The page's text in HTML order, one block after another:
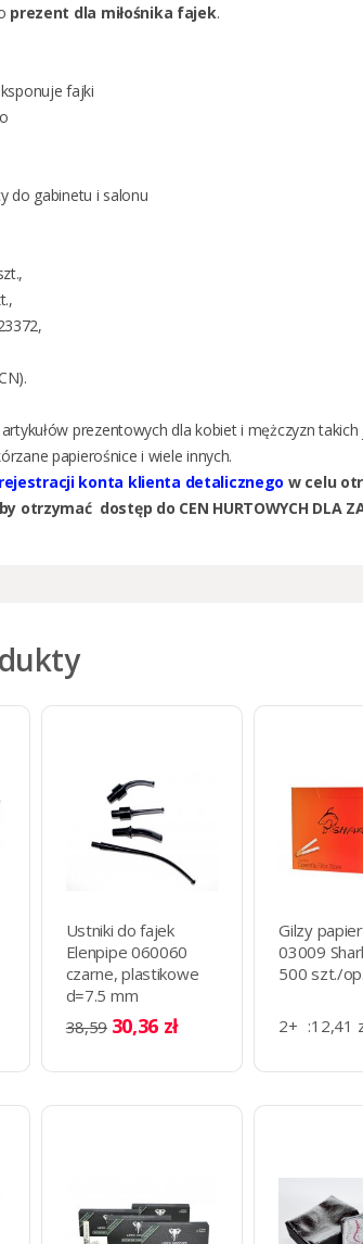
prezent dla miłośnika fajek.
fajki
do gabinetu i salonu
prezentowych dla kobieti mężczyzntakich
papierośnice i wiele innych.
rejestracji konta klienta detalicznego w celu
otrzymać dostęp do CEN HURTOWYCH DLA
Ustniki do fajek
Elenpipe 060060
czarne, plastikowe
d=7.5 mm
38,59 30,36 zł
Gilzy
03009
500 szt./op.
2+ :12,41
11,53